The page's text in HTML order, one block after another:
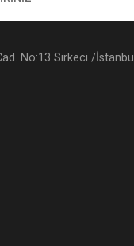
No:13 Sirkeci /İstanbul